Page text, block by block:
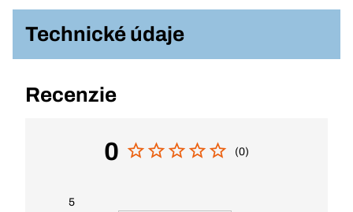
Technické údaje
Recenzie
0 (0)
5